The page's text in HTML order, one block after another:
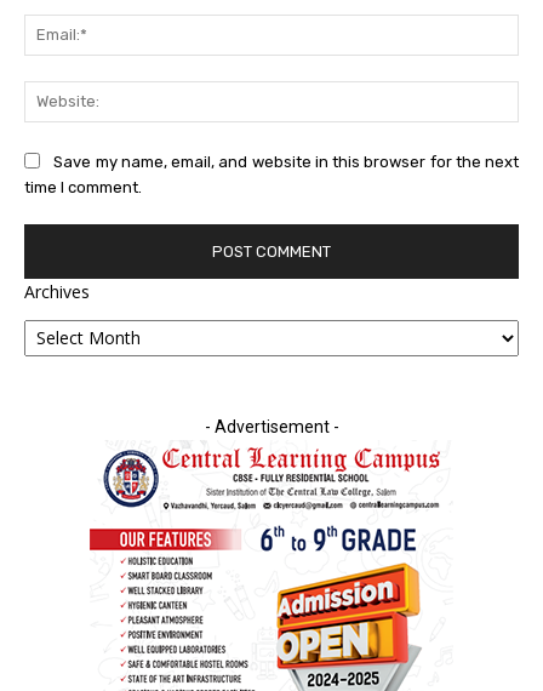
Save my name, email, and website in this browser for the next
time I comment.
Archives
- Advertisement -